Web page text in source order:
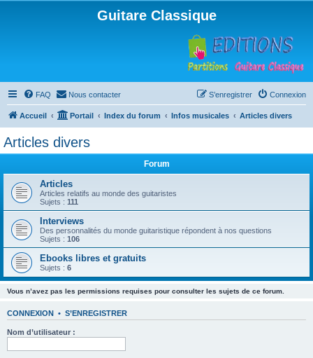
Guitare Classique
FAQ Nous contacter Connexion
S’enregistrer
Accueil Portail Index du forum Infos musicales Articles divers
Articles divers
Forum
Articles
Articles relatifs au monde des guitaristes
Sujets : 111
Interviews
Des personnalités du monde guitaristique répondent à nos questions
Sujets : 106
Ebooks libres et gratuits
Sujets : 6
Vous n’avez pas les permissions requises pour consulter les sujets de ce forum.
CONNEXION • S’ENREGISTRER
Nom d’utilisateur :